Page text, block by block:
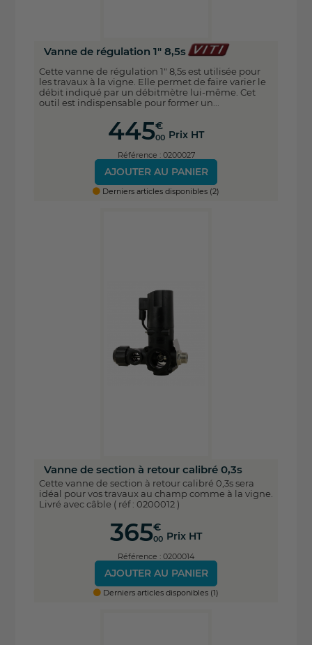
Vanne de régulation 1" 8,5s
Cette vanne de régulation 1" 8,5s est utilisée pour
les travaux à la vigne. Elle permet de faire varier le
débit indiqué par un débitmètre lui-même. Cet
outil est indispensable pour former un...
445€
00 Prix HT
Référence : 0200027
AJOUTER AU PANIER
Derniers articles disponibles (2)
Vanne de section à retour calibré 0,3s
Cette vanne de section à retour calibré 0,3s sera
idéal pour vos travaux au champ comme à la vigne.
Livré avec câble ( réf : 0200012 )
365€
00 Prix HT
Référence : 0200014
AJOUTER AU PANIER
Derniers articles disponibles (1)